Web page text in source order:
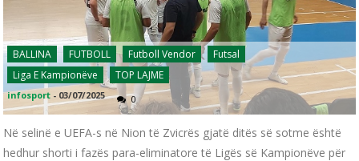
BALLINA FUTBOLL Futboll Vendor
Futsal
Liga E Kampionëve
TOP LAJME
infosport - 03/07/2025 0
Në selinë e UEFA-s në Nion të Zvicrës gjatë ditës së sotme është
hedhur shorti i fazës para-eliminatore të Ligës së Kampionëve për